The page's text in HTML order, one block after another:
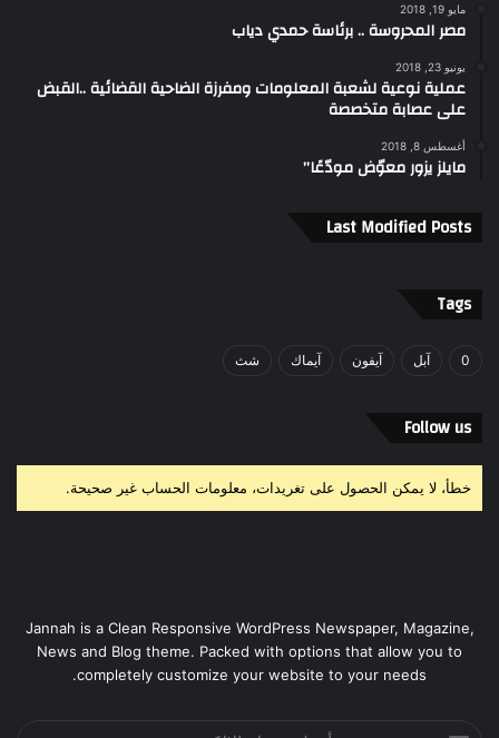
مايو 19, 2018
مصر المحروسة .. برئاسة حمدي دياب
يونيو 23, 2018
عملية نوعية لشعبة المعلومات ومفرزة الضاحية القضائية ..القبض
على عصابة متخصصة
أغسطس 8, 2018
مايلز يزور معوّض مودّعًا”
Last Modified Posts
Tags
0 آبل آيفون آيماك شث
Follow us
خطأ، لا يمكن الحصول على تغريدات، معلومات الحساب غير صحيحة.
Jannah is a Clean Responsive WordPress Newspaper, Magazine,
News and Blog theme. Packed with options that allow you to
completely customize your website to your needs.